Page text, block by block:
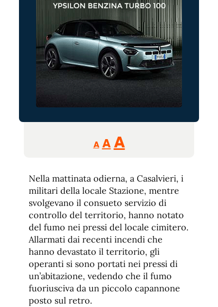
A
Reducir
tamaño
A Restablecer
fuente
AAumentar
de
fuente.
Nella mattinata odierna, a Casalvieri, i
militari della locale Stazione, mentre
svolgevano il consueto servizio di
controllo del territorio, hanno notato
del fumo nei pressi del locale cimitero.
Allarmati dai recenti incendi che
hanno devastato il territorio, gli
operanti si sono portati nei pressi di
un’abitazione, vedendo che il fumo
fuoriusciva da un piccolo capannone
posto sul retro.